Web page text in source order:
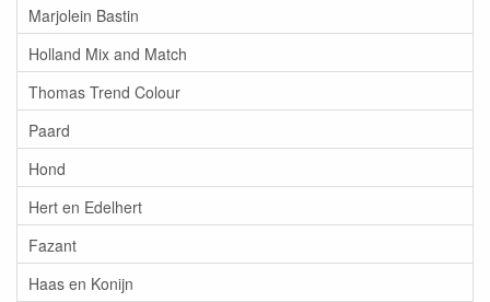
Marjolein Bastin
Holland Mix and Match
Thomas Trend Colour
Paard
Hond
Hert en Edelhert
Fazant
Haas en Konijn